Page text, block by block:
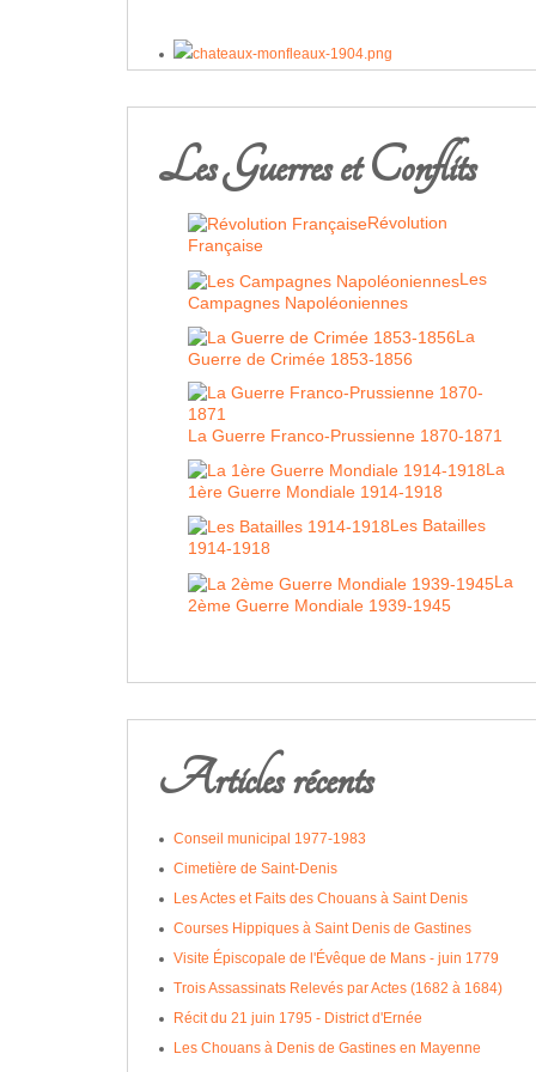
Les Guerres et Conflits
Révolution
Française
Les
Campagnes Napoléoniennes
La
Guerre de Crimée 1853-1856
La Guerre Franco-Prussienne 1870-1871
La
1ère Guerre Mondiale 1914-1918
Les Batailles
1914-1918
La
2ème Guerre Mondiale 1939-1945
Articles récents
Conseil municipal 1977-1983
Cimetière de Saint-Denis
Les Actes et Faits des Chouans à Saint Denis
Courses Hippiques à Saint Denis de Gastines
Visite Épiscopale de l'Évêque de Mans - juin 1779
Trois Assassinats Relevés par Actes (1682 à 1684)
Récit du 21 juin 1795 - District d'Ernée
Les Chouans à Denis de Gastines en Mayenne